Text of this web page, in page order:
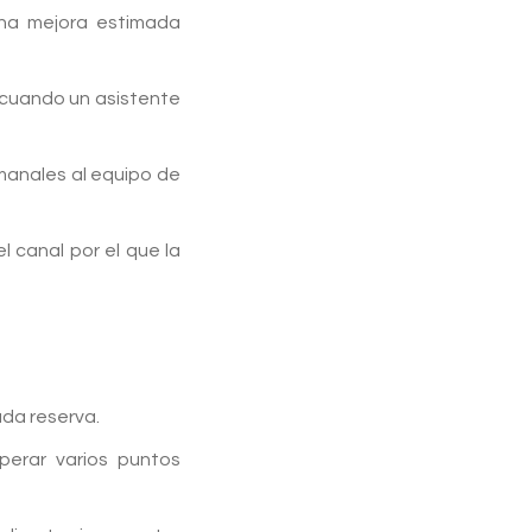
mejora estimada
un asistente
al equipo de
canal por el que la
reserva.
varios puntos